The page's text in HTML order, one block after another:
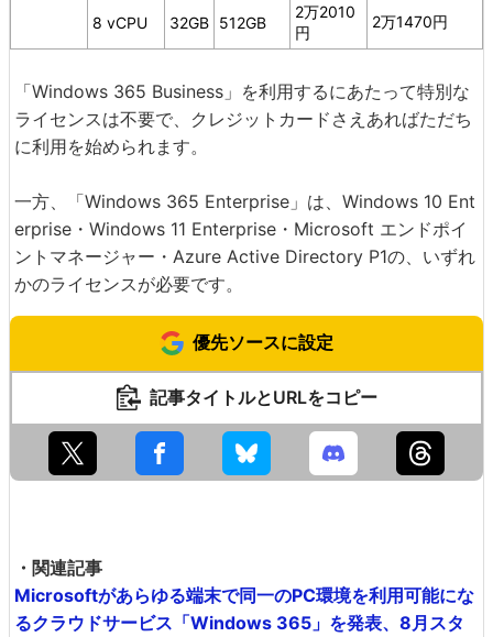
8 vCPU 32GB 512GB
2万2010
円
2万1470円
「Windows 365 Business」を利用するにあたって特別な
ライセンスは不要で、クレジットカードさえあればただち
に利用を始められます。
一方、「Windows 365 Enterprise」は、Windows 10 Ent
erprise・Windows 11 Enterprise・Microsoft エンドポイ
ントマネージャー・Azure Active Directory P1の、いずれ
かのライセンスが必要です。
優先ソースに設定
記事タイトルとURLをコピー
・関連記事
Microsoftがあらゆる端末で同一のPC環境を利用可能にな
るクラウドサービス「Windows 365」を発表、8月スタ